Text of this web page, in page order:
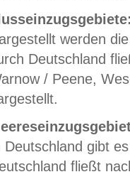
werden
Deutschland
/ Peene,
Deutschland gibt
fließt